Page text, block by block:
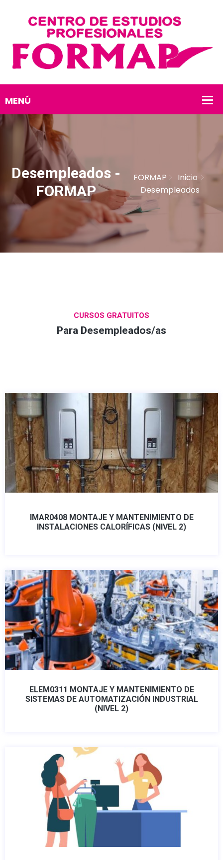
Desempleados -
FORMAP
FORMAP
Inicio
Desempleados
CURSOS GRATUITOS
Para Desempleados/as
IMAR0408 MONTAJE Y MANTENIMIENTO DE
INSTALACIONES CALORÍFICAS (NIVEL 2)
ELEM0311 MONTAJE Y MANTENIMIENTO DE
SISTEMAS DE AUTOMATIZACIÓN INDUSTRIAL
(NIVEL 2)